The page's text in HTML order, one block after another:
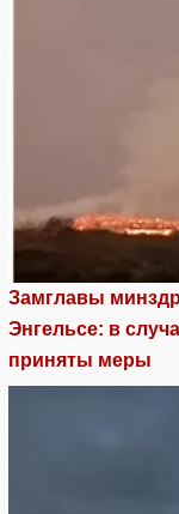
Замглавы
Энгельсе: в
приняты меры